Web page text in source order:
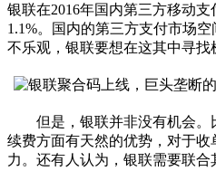
银联在2016年国内第三方移动
1.1%。国内的第三方支付市场
不乐观，银联要想在这其中寻找
但是，银联并非没有机会。
续费方面有天然的优势，对于收
力。还有人认为，银联需要联